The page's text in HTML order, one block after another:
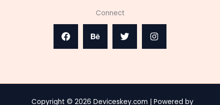
Connect
Copyright © 2026 Deviceskey.com | Powered by